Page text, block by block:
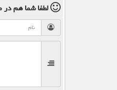
لطفا شما همدر